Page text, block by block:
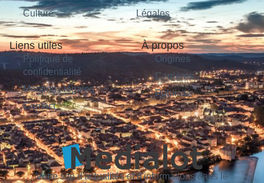
Culture
Légales
Liens utiles
Politique de
confidentialité
Mentions légales
Contact
À propos
Origines
Carrières
Publicité
Votre site d'actualités et d'informations dans le